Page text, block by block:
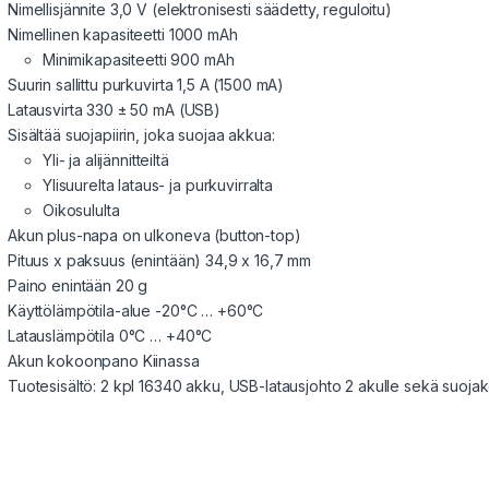
Nimellisjännite 3,0 V (elektronisesti säädetty, reguloitu)
Nimellinen kapasiteetti 1000 mAh
Minimikapasiteetti 900 mAh
Suurin sallittu purkuvirta 1,5 A (1500 mA)
Latausvirta 330 ± 50 mA (USB)
Sisältää suojapiirin, joka suojaa akkua:
Yli- ja alijännitteiltä
Ylisuurelta lataus- ja purkuvirralta
Oikosululta
Akun plus-napa on ulkoneva (button-top)
Pituus x paksuus (enintään) 34,9 x 16,7 mm
Paino enintään 20 g
Käyttölämpötila-alue -20°C … +60°C
Latauslämpötila 0°C … +40°C
Akun kokoonpano Kiinassa
Tuotesisältö: 2 kpl 16340 akku, USB-latausjohto 2 akulle sekä